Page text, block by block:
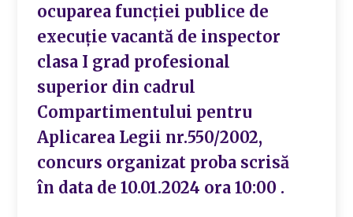
ocuparea funcției publice de
execuție vacantă de inspector
clasa I grad profesional
superior din cadrul
Compartimentului pentru
Aplicarea Legii nr.550/2002,
concurs organizat proba scrisă
în data de 10.01.2024 ora 10:00 .